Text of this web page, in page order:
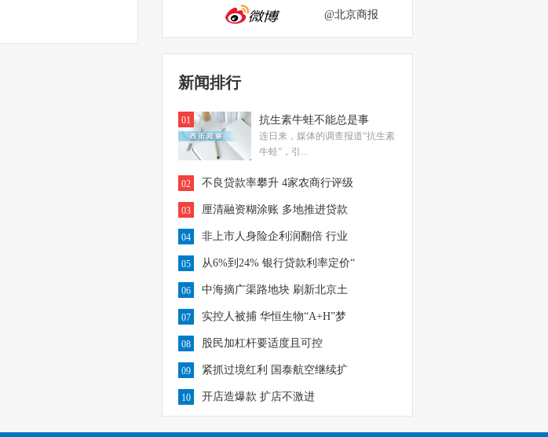
@北京商报
新闻排行
01 抗生素牛蛙不能总是事
连日来，媒体的调查报道“抗生素
牛蛙”，引...
02 不良贷款率攀升 4家农商行评级
03 厘清融资糊涂账 多地推进贷款
04 非上市人身险企利润翻倍 行业
05 从6%到24% 银行贷款利率定价“
06 中海摘广渠路地块 刷新北京土
07 实控人被捕 华恒生物“A+H”梦
08 股民加杠杆要适度且可控
09 紧抓过境红利 国泰航空继续扩
10 开店造爆款 扩店不激进